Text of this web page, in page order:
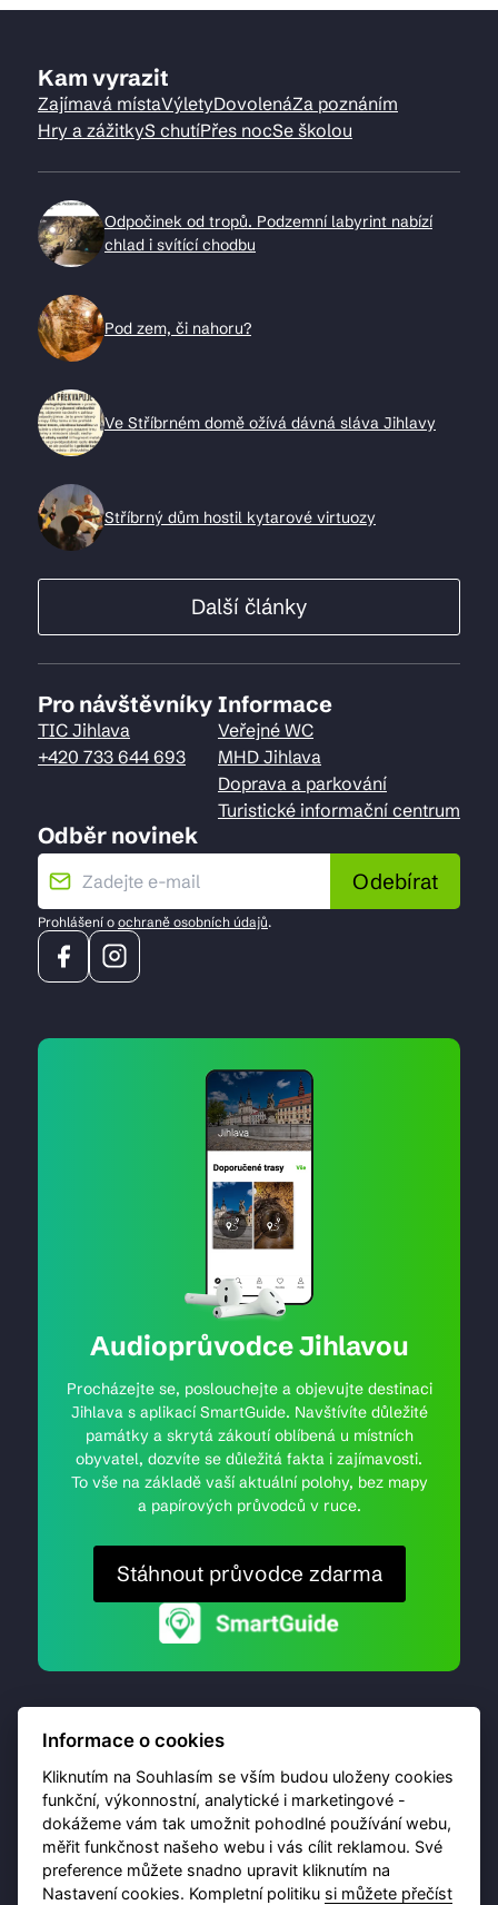
Kam vyrazit
Zajímavá místaVýletyDovolenáZa poznáním
Hry a zážitkyS chutíPřes nocSe školou
Odpočinek od tropů. Podzemní labyrint nabízí
chlad i svítící chodbu
Pod zem, či nahoru?
Ve Stříbrném domě ožívá dávná sláva Jihlavy
Stříbrný dům hostil kytarové virtuozy
Další články
Pro návštěvníky
TIC Jihlava
+420 733 644 693
Informace
Veřejné WC
MHD Jihlava
Doprava a parkování
Turistické informační centrum
Odběr novinek
Odebírat
Prohlášení o ochraně osobních údajů.
Audioprůvodce Jihlavou
Procházejte se, poslouchejte a objevujte destinaci
Jihlava s aplikací SmartGuide. Navštívíte důležité
památky a skrytá zákoutí oblíbená u místních
obyvatel, dozvíte se důležitá fakta i zajímavosti.
To vše na základě vaší aktuální polohy, bez mapy
a papírových průvodců v ruce.
Stáhnout průvodce zdarma
© 2026 Destinační portál provozujeBrána Jihlavy,
příspěvková organizace. Všechna práva vyhrazena.
Informace o cookies
Kliknutím na Souhlasím se vším budou uloženy cookies
funkční, výkonnostní, analytické i marketingové -
dokážeme vám tak umožnit pohodlné používání webu,
měřit funkčnost našeho webu i vás cílit reklamou. Své
preference můžete snadno upravit kliknutím na
Nastavení cookies. Kompletní politiku si můžete přečíst